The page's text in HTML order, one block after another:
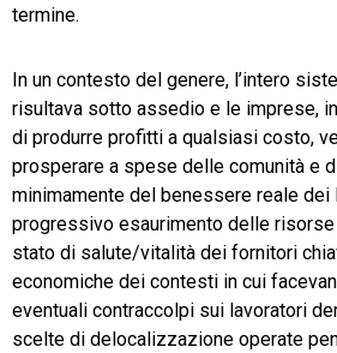
termine.
In un contesto del genere, l’intero
risultava sotto assedio e le imprese,
di produrre profitti a qualsiasi costo,
prosperare a spese delle comunità e
minimamente del benessere reale dei
progressivo esaurimento delle
stato di salute/vitalità dei fornitori
economiche dei contesti in cui
eventuali contraccolpi sui lavoratori
scelte di delocalizzazione operate